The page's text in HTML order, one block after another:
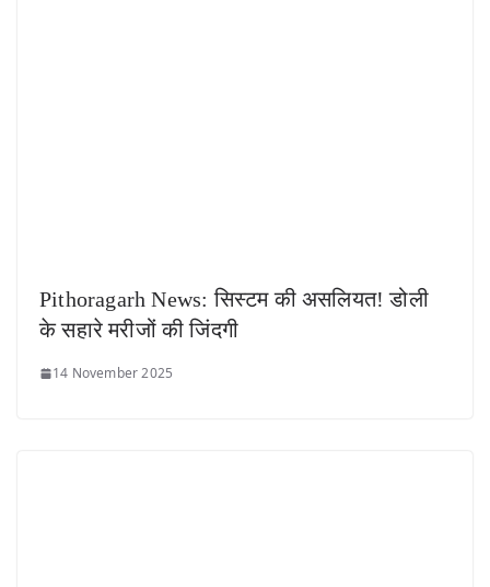
Pithoragarh News: सिस्टम की असलियत! डोली
के सहारे मरीजों की जिंदगी
14 November 2025